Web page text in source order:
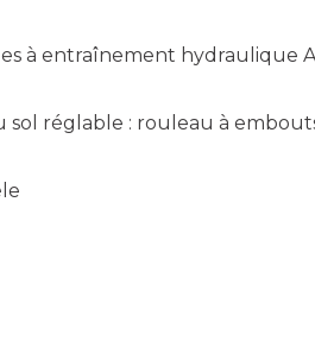
à entraînement hydraulique
sol réglable : rouleau à